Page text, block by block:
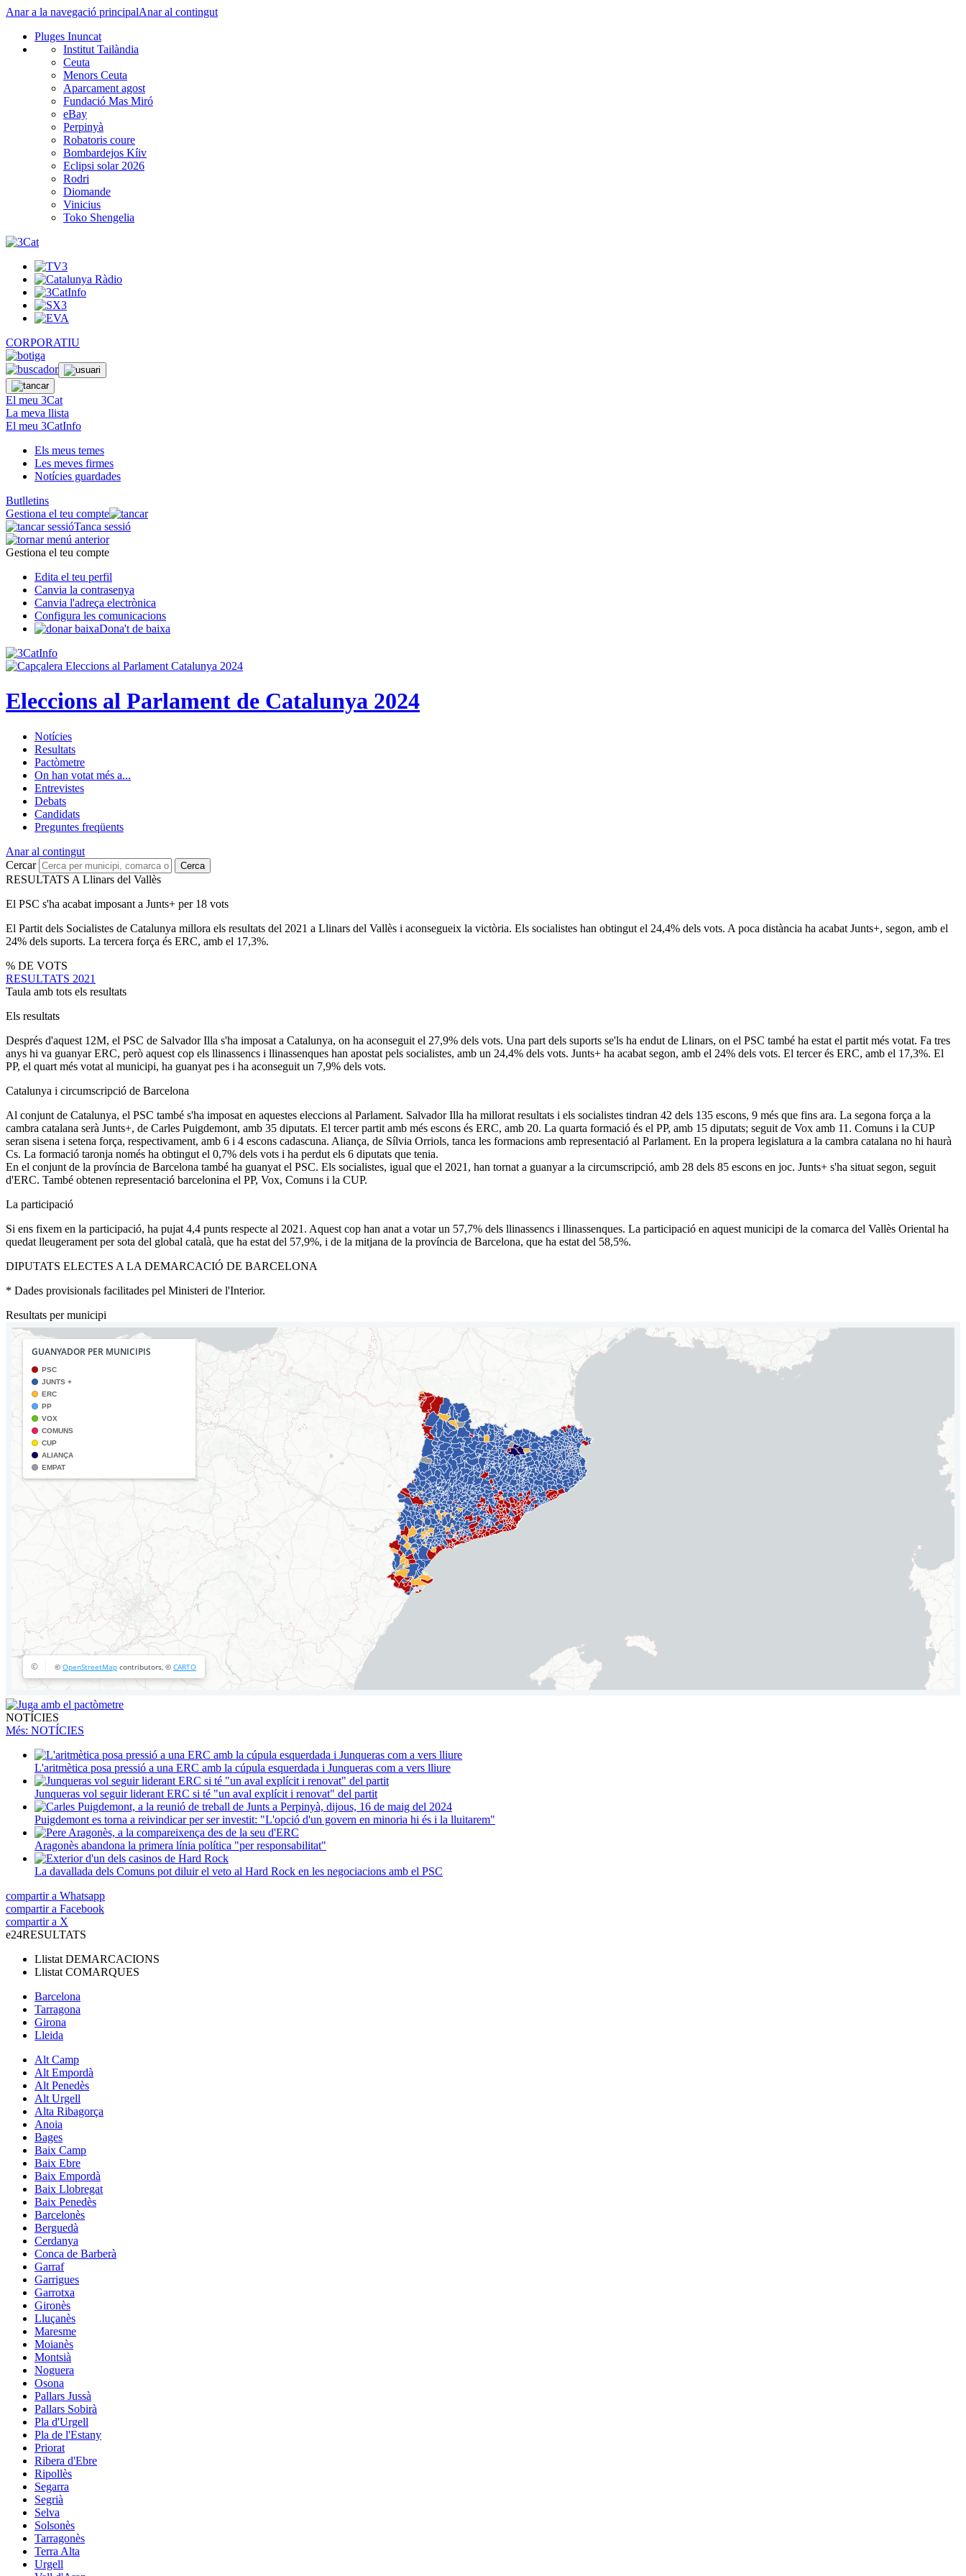
Anar a la navegació principalAnar al contingut
Pluges Inuncat
Institut Tailàndia
Ceuta
Menors Ceuta
Aparcament agost
Fundació Mas Miró
eBay
Perpinyà
Robatoris coure
Bombardejos Kíiv
Eclipsi solar 2026
Rodri
Diomande
Vinicius
Toko Shengelia
CORPORATIU
El meu 3Cat
La meva llista
El meu 3CatInfo
Els meus temes
Les meves firmes
Notícies guardades
Butlletins
Gestiona el teu compte
Tanca sessió
Gestiona el teu compte
Edita el teu perfil
Canvia la contrasenya
Canvia l'adreça electrònica
Configura les comunicacions
Dona't de baixa
Eleccions al Parlament de Catalunya 2024
Notícies
Resultats
Pactòmetre
On han votat més a...
Entrevistes
Debats
Candidats
Preguntes freqüents
Anar al contingut
Cercar
Cerca
RESULTATS A Llinars del Vallès
El PSC s'ha acabat imposant a Junts+ per 18 vots
El Partit dels Socialistes de Catalunya millora els resultats del 2021 a Llinars del Vallès i aconsegueix la victòria. Els socialistes han obtingut el 24,4% dels vots. A poca distància ha acabat Junts+, segon, amb el
24% dels suports. La tercera força és ERC, amb el 17,3%.
% DE VOTS
RESULTATS 2021
Taula amb tots els resultats
Els resultats
Després d'aquest 12M, el PSC de Salvador Illa s'ha imposat a Catalunya, on ha aconseguit el 27,9% dels vots. Una part dels suports se'ls ha endut de Llinars, on el PSC també ha estat el partit més votat. Fa tres
anys hi va guanyar ERC, però aquest cop els llinassencs i llinassenques han apostat pels socialistes, amb un 24,4% dels vots. Junts+ ha acabat segon, amb el 24% dels vots. El tercer és ERC, amb el 17,3%. El
PP, el quart més votat al municipi, ha guanyat pes i ha aconseguit un 7,9% dels vots.
Catalunya i circumscripció de Barcelona
Al conjunt de Catalunya, el PSC també s'ha imposat en aquestes eleccions al Parlament. Salvador Illa ha millorat resultats i els socialistes tindran 42 dels 135 escons, 9 més que fins ara. La segona força a la
cambra catalana serà Junts+, de Carles Puigdemont, amb 35 diputats. El tercer partit amb més escons és ERC, amb 20. La quarta formació és el PP, amb 15 diputats; seguit de Vox amb 11. Comuns i la CUP
seran sisena i setena força, respectivament, amb 6 i 4 escons cadascuna. Aliança, de Sílvia Orriols, tanca les formacions amb representació al Parlament. En la propera legislatura a la cambra catalana no hi haurà
Cs. La formació taronja només ha obtingut el 0,7% dels vots i ha perdut els 6 diputats que tenia.
En el conjunt de la província de Barcelona també ha guanyat el PSC. Els socialistes, igual que el 2021, han tornat a guanyar a la circumscripció, amb 28 dels 85 escons en joc. Junts+ s'ha situat segon, seguit
d'ERC. També obtenen representació barcelonina el PP, Vox, Comuns i la CUP.
La participació
Si ens fixem en la participació, ha pujat 4,4 punts respecte al 2021. Aquest cop han anat a votar un 57,7% dels llinassencs i llinassenques. La participació en aquest municipi de la comarca del Vallès Oriental ha
quedat lleugerament per sota del global català, que ha estat del 57,9%, i de la mitjana de la província de Barcelona, que ha estat del 58,5%.
DIPUTATS ELECTES A LA DEMARCACIÓ DE BARCELONA
* Dades provisionals facilitades pel Ministeri de l'Interior.
Resultats per municipi
NOTÍCIES
Més: NOTÍCIES
L'aritmètica posa pressió a una ERC amb la cúpula esquerdada i Junqueras com a vers lliure
Junqueras vol seguir liderant ERC si té "un aval explícit i renovat" del partit
Puigdemont es torna a reivindicar per ser investit: "L'opció d'un govern en minoria hi és i la lluitarem"
Aragonès abandona la primera línia política "per responsabilitat"
La davallada dels Comuns pot diluir el veto al Hard Rock en les negociacions amb el PSC
compartir a Whatsapp
compartir a Facebook
compartir a X
e24RESULTATS
Llistat DEMARCACIONS
Llistat COMARQUES
Barcelona
Tarragona
Girona
Lleida
Alt Camp
Alt Empordà
Alt Penedès
Alt Urgell
Alta Ribagorça
Anoia
Bages
Baix Camp
Baix Ebre
Baix Empordà
Baix Llobregat
Baix Penedès
Barcelonès
Berguedà
Cerdanya
Conca de Barberà
Garraf
Garrigues
Garrotxa
Gironès
Lluçanès
Maresme
Moianès
Montsià
Noguera
Osona
Pallars Jussà
Pallars Sobirà
Pla d'Urgell
Pla de l'Estany
Priorat
Ribera d'Ebre
Ripollès
Segarra
Segrià
Selva
Solsonès
Tarragonès
Terra Alta
Urgell